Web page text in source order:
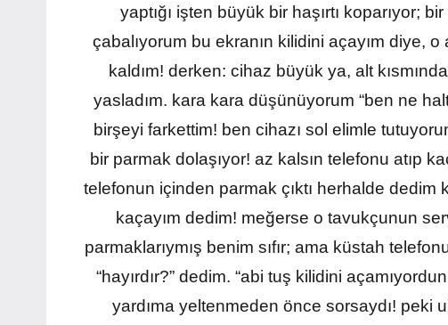
yaptığı işten büyük bir haşırtı koparıyor;
çabalıyorum bu ekranın kilidini açayım diye,
kaldım! derken: cihaz büyük ya, alt
yasladım. kara kara düşünüyorum “ben ne
birşeyi farkettim! ben cihazı sol elimle
bir parmak dolaşıyor! az kalsın telefonu atıp
telefonun içinden parmak çıktı herhalde
kaçayım dedim! meğerse o tavukçunun
parmaklarıymış benim sıfır; ama küstah
“hayırdır?” dedim. “abi tuş kilidini
yardıma yeltenmeden önce sorsaydı! peki